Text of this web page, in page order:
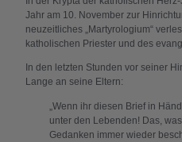
Jahr am 10. November zur
neuzeitliches „Martyrologium“
katholischen Priester und des
In den letzten Stunden vor seiner
Lange an seine Eltern:
„Wenn ihr diesen Brief in
unter den Lebenden! Das,
Gedanken immer wieder